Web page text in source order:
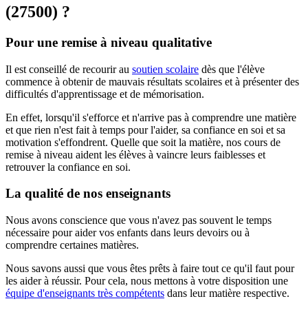
(27500) ?
Pour une remise à niveau qualitative
Il est conseillé de recourir au soutien scolaire dès que l'élève
commence à obtenir de mauvais résultats scolaires et à présenter des
difficultés d'apprentissage et de mémorisation.
En effet, lorsqu'il s'efforce et n'arrive pas à comprendre une matière
et que rien n'est fait à temps pour l'aider, sa confiance en soi et sa
motivation s'effondrent. Quelle que soit la matière, nos cours de
remise à niveau aident les élèves à vaincre leurs faiblesses et
retrouver la confiance en soi.
La qualité de nos enseignants
Nous avons conscience que vous n'avez pas souvent le temps
nécessaire pour aider vos enfants dans leurs devoirs ou à
comprendre certaines matières.
Nous savons aussi que vous êtes prêts à faire tout ce qu'il faut pour
les aider à réussir. Pour cela, nous mettons à votre disposition une
équipe d'enseignants très compétents dans leur matière respective.